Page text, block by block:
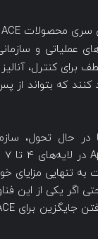
عملیاتی و
کنند که بتواند
حال تحول،
به تنهایی مزایای
اگر یکی از این